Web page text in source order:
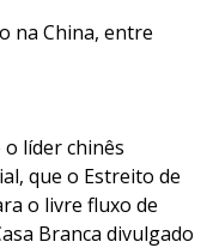
na China, entre
líder chinês
que o Estreito de
o livre fluxo de
Branca divulgado